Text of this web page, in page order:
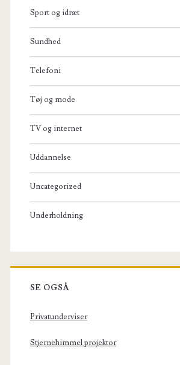
Sport og idræt
Sundhed
Telefoni
Tøj og mode
TV og internet
Uddannelse
Uncategorized
Underholdning
SE OGSÅ
Privatunderviser
Stjernehimmel projektor